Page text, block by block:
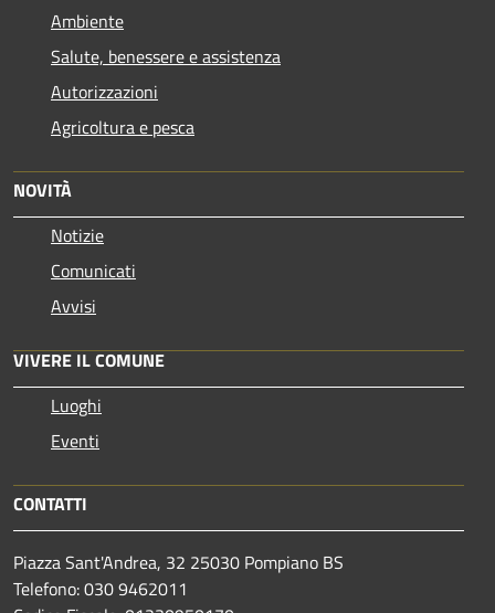
Ambiente
Salute, benessere e assistenza
Autorizzazioni
Agricoltura e pesca
NOVITÀ
Notizie
Comunicati
Avvisi
VIVERE IL COMUNE
Luoghi
Eventi
CONTATTI
Piazza Sant'Andrea, 32 25030 Pompiano BS
Telefono: 030 9462011